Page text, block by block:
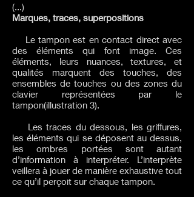
(...)
Marques, traces, superpositions
Le tampon est en contact direct avec
des éléments qui font image. Ces
éléments, leurs nuances, textures, et
qualités marquent des touches, des
ensembles de touches ou des zones du
clavier représentées par le
tampon(illustration 3).
Les traces du dessous, les griffures,
les éléments qui se déposent au dessus,
les ombres portées sont autant
d’information à interpréter. L’interprète
veillera à jouer de manière exhaustive tout
ce qu’il perçoit sur chaque tampon.